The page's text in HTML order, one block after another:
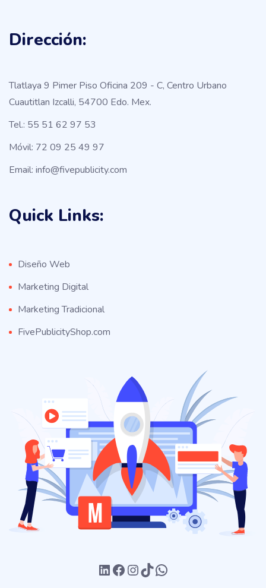
Dirección:
Tlatlaya 9 Pimer Piso Oficina 209 - C, Centro Urbano
Cuautitlan Izcalli, 54700 Edo. Mex.
Tel.: 55 51 62 97 53
Móvil: 72 09 25 49 97
Email: info@fivepublicity.com
Quick Links:
Diseño Web
Marketing Digital
Marketing Tradicional
FivePublicityShop.com
LinkedIn
Facebook
Instagram
TikTokWhatsApp